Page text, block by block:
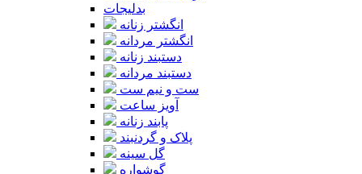
بدلیجات
انگشتر زنانه
انگشتر مردانه
دستبند زنانه
دستبند مردانه
ست و نیم ست
آویز ساعت
پابند زنانه
پلاک و گردنبند
گل سینه
گوشواره